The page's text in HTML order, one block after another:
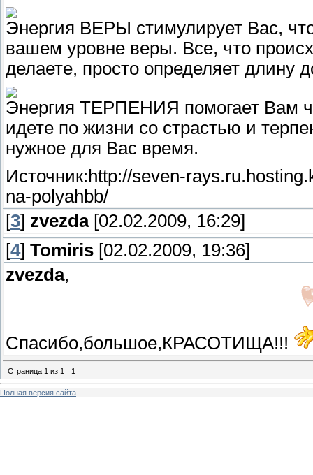
Энергия ВЕРЫ стимулирует Вас,
вашем уровне веры. Все, что
делаете, просто определяет длину
Энергия ТЕРПЕНИЯ помогает Вам
идете по жизни со страстью и
нужное для Вас время.
Источник:http://seven-
na-polyahbb/
[3] zvezda[02.02.2009, 16:29]
[4] Tomiris [02.02.2009, 19:36]
zvezda,
Спасибо,большое,КРАСОТИЩА!!!
Страница 1 из 1 1
Полная версия сайта